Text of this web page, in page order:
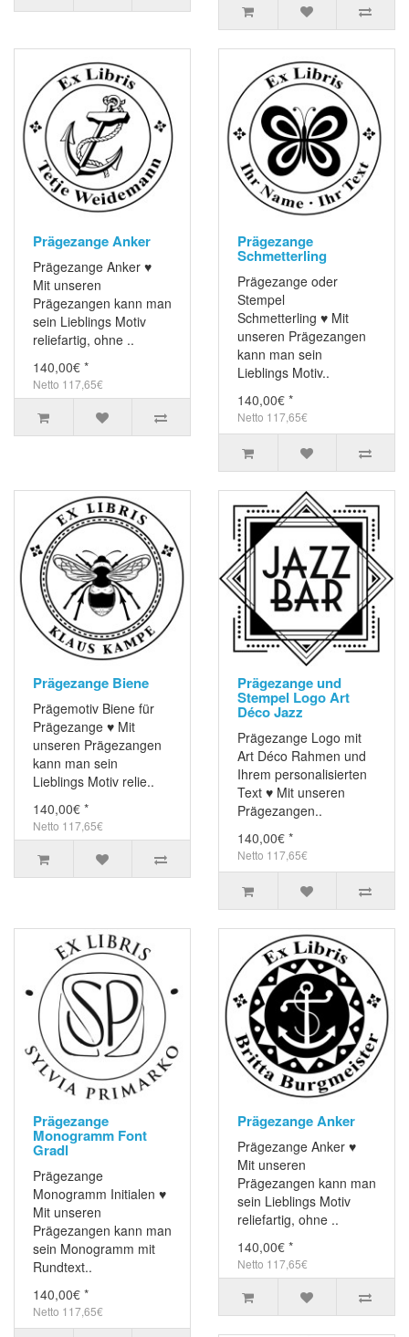
Prägezange Anker
Prägezange Anker ♥
Mit unseren
Prägezangen kann man
sein Lieblings Motiv
reliefartig, ohne ..
140,00€ *
Netto 117,65€
Prägezange
Schmetterling
Prägezange oder
Stempel
Schmetterling ♥ Mit
unseren Prägezangen
kann man sein
Lieblings Motiv..
140,00€ *
Netto 117,65€
Prägezange Biene
Prägemotiv Biene für
Prägezange ♥ Mit
unseren Prägezangen
kann man sein
Lieblings Motiv relie..
140,00€ *
Netto 117,65€
Prägezange und
Stempel Logo Art
Déco Jazz
Prägezange Logo mit
Art Déco Rahmen und
Ihrem personalisierten
Text ♥ Mit unseren
Prägezangen..
140,00€ *
Netto 117,65€
Prägezange
Monogramm Font
Gradl
Prägezange
Monogramm Initialen ♥
Mit unseren
Prägezangen kann man
sein Monogramm mit
Rundtext..
140,00€ *
Netto 117,65€
Prägezange Anker
Prägezange Anker ♥
Mit unseren
Prägezangen kann man
sein Lieblings Motiv
reliefartig, ohne ..
140,00€ *
Netto 117,65€